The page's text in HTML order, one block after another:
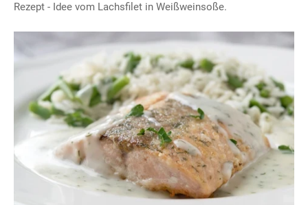
Rezept - Idee vom Lachsfilet in Weißweinsoße.